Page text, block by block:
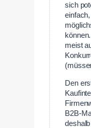
sich
meist
Den
B2B-